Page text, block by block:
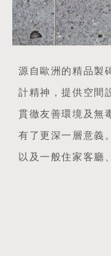
源自歐洲的精品製
計精神，提供空間
貫徹友善環境及無
有了更深一層意義
以及一般住家客廳